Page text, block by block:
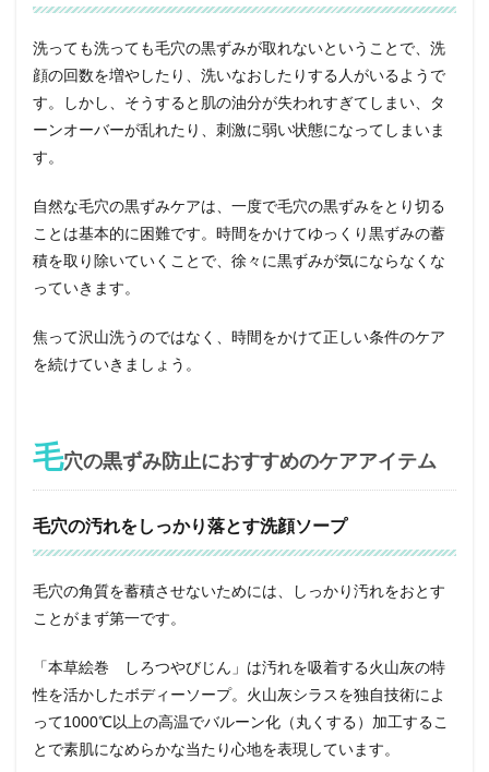
洗っても洗っても毛穴の黒ずみが取れないということで、洗
顔の回数を増やしたり、洗いなおしたりする人がいるようで
す。しかし、そうすると肌の油分が失われすぎてしまい、タ
ーンオーバーが乱れたり、刺激に弱い状態になってしまいま
す。
自然な毛穴の黒ずみケアは、一度で毛穴の黒ずみをとり切る
ことは基本的に困難です。時間をかけてゆっくり黒ずみの蓄
積を取り除いていくことで、徐々に黒ずみが気にならなくな
っていきます。
焦って沢山洗うのではなく、時間をかけて正しい条件のケア
を続けていきましょう。
毛穴の黒ずみ防止におすすめのケアアイテム
毛穴の汚れをしっかり落とす洗顔ソープ
毛穴の角質を蓄積させないためには、しっかり汚れをおとす
ことがまず第一です。
「本草絵巻 しろつやびじん」は汚れを吸着する火山灰の特
性を活かしたボディーソープ。火山灰シラスを独自技術によ
って1000℃以上の高温でバルーン化（丸くする）加工するこ
とで素肌になめらかな当たり心地を表現しています。